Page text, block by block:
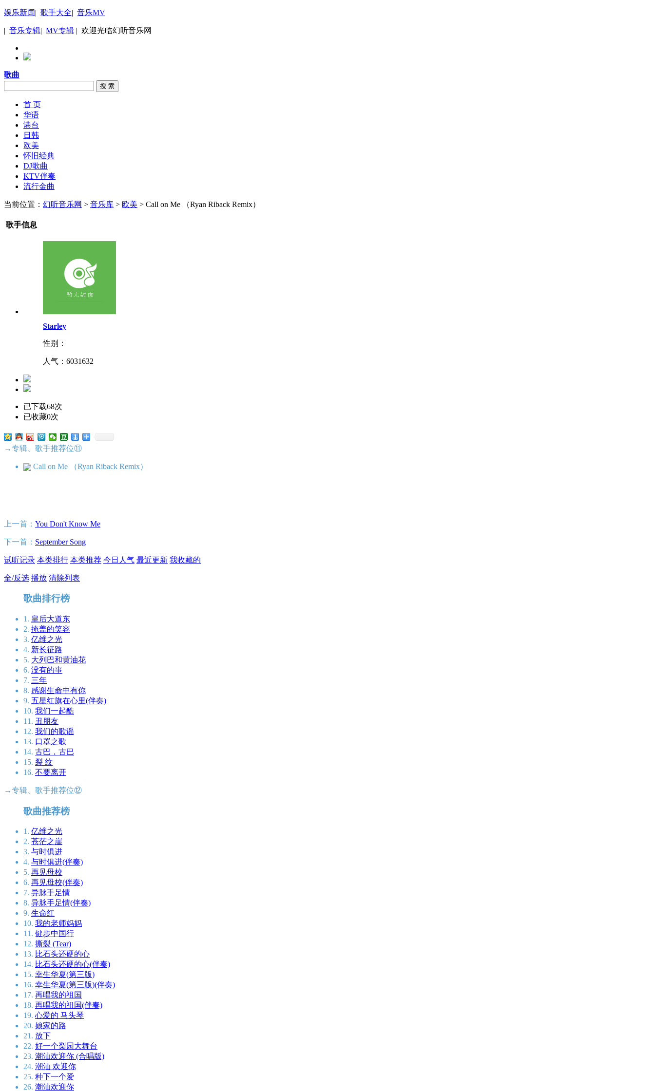
娱乐新闻| 歌手大全| 音乐MV
| 音乐专辑| MV专辑 | 欢迎光临幻听音乐网
歌曲
搜 索
首 页
华语
港台
日韩
欧美
怀旧经典
DJ歌曲
KTV伴奏
流行金曲
当前位置： 幻听音乐网 > 音乐库 > 欧美 > Call on Me （Ryan Riback Remix）
歌手信息
Starley
性别：
人气： 6031632
已下载68次
已收藏0次
→专辑、歌手推荐位⑪
Call on Me （Ryan Riback Remix）
上一首： You Don't Know Me
下一首： September Song
试听记录 本类排行 本类推荐 今日人气 最近更新 我收藏的
全/反选 播放 清除列表
歌曲排行榜
1. 皇后大道东
2. 掩盖的笑容
3. 亿维之光
4. 新长征路
5. 大列巴和黄油花
6. 没有的事
7. 三年
8. 感谢生命中有你
9. 五星红旗在心里(伴奏)
10. 我们一起酷
11. 丑朋友
12. 我们的歌谣
13. 口罩之歌
14. 古巴，古巴
15. 裂 纹
16. 不要离开
→专辑、歌手推荐位⑫
歌曲推荐榜
1. 亿维之光
2. 苍茫之崖
3. 与时俱进
4. 与时俱进(伴奏)
5. 再见母校
6. 再见母校(伴奏)
7. 异脉手足情
8. 异脉手足情(伴奏)
9. 生命红
10. 我的老师妈妈
11. 健步中国行
12. 撕裂 (Tear)
13. 比石头还硬的心
14. 比石头还硬的心(伴奏)
15. 幸生华夏(第三版)
16. 幸生华夏(第三版)(伴奏)
17. 再唱我的祖国
18. 再唱我的祖国(伴奏)
19. 心爱的 马头琴
20. 娘家的路
21. 放下
22. 好一个梨园大舞台
23. 潮汕欢迎你 (合唱版)
24. 潮汕 欢迎你
25. 种下一个爱
26. 潮汕欢迎你